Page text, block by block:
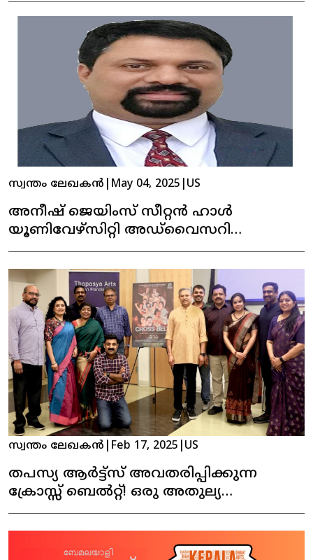
സ്വന്തം ലേഖകൻ May 04, 2025 US
അനീഷ് ജെയിംസ് സീറ്റൻ ഹാൾ
യൂണിവേഴ്‌സിറ്റി അഡ്‌വൈസറി
കൗൺസിലിലേക്ക് തിരഞ്ഞെടുക്കപ്പെട്ടു
സ്വന്തം ലേഖകൻ Feb 17, 2025 US
തപസ്യ ആർട്ട്സ് അവതരിപ്പിക്കുന്ന
ക്രോസ്സ് ബെൽറ്റ്! ഒരു അതുല്യ
നാടകാനുഭവം!